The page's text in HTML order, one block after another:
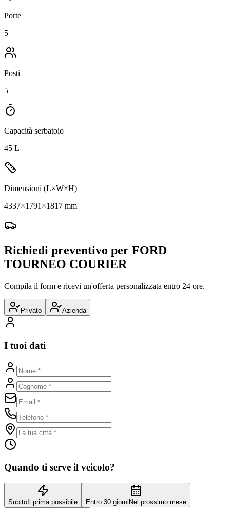
Porte
5
Posti
5
Capacità serbatoio
45 L
Dimensioni (L×W×H)
4337×1791×1817 mm
Richiedi preventivo per FORD
TOURNEO COURIER
Compila il form e ricevi un'offerta personalizzata entro 24 ore.
Privato Azienda
I tuoi dati
Quando ti serve il veicolo?
Subito Il prima possibile Entro 30 giorni Nel prossimo mese